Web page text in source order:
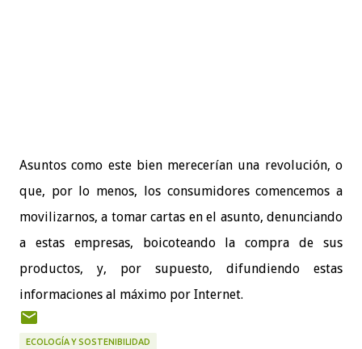
Asuntos como este bien merecerían una revolución, o
que, por lo menos, los consumidores comencemos a
movilizarnos, a tomar cartas en el asunto, denunciando
a estas empresas, boicoteando la compra de sus
productos, y, por supuesto, difundiendo estas
informaciones al máximo por Internet.
ECOLOGÍA Y SOSTENIBILIDAD